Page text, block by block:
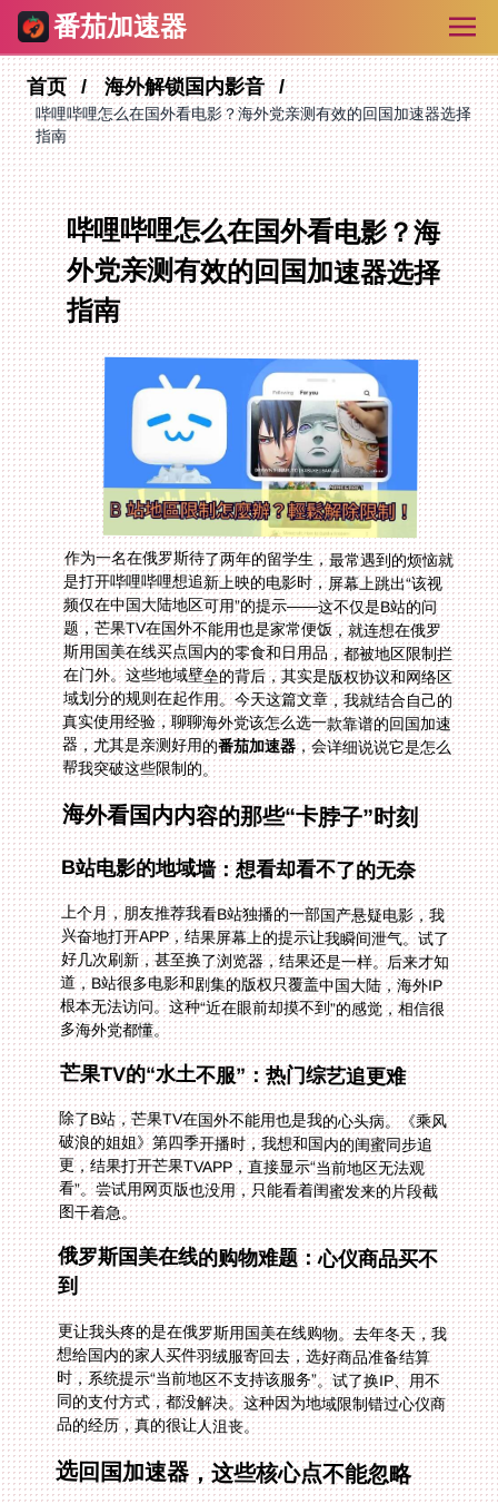
番茄加速器
首页 海外解锁国内影音
哔哩哔哩怎么在国外看电影？海外党亲测有效的回国加速器选择
指南
哔哩哔哩怎么在国外看电影？海
外党亲测有效的回国加速器选择
指南
作为一名在俄罗斯待了两年的留学生，最常遇到的烦恼就
是打开哔哩哔哩想追新上映的电影时，屏幕上跳出“该视
频仅在中国大陆地区可用”的提示——这不仅是B站的问
题，芒果TV在国外不能用也是家常便饭，就连想在俄罗
斯用国美在线买点国内的零食和日用品，都被地区限制拦
在门外。这些地域壁垒的背后，其实是版权协议和网络区
域划分的规则在起作用。今天这篇文章，我就结合自己的
真实使用经验，聊聊海外党该怎么选一款靠谱的回国加速
器，尤其是亲测好用的番茄加速器，会详细说说它是怎么
帮我突破这些限制的。
海外看国内内容的那些“卡脖子”时刻
B站电影的地域墙：想看却看不了的无奈
上个月，朋友推荐我看B站独播的一部国产悬疑电影，我
兴奋地打开APP，结果屏幕上的提示让我瞬间泄气。试了
好几次刷新，甚至换了浏览器，结果还是一样。后来才知
道，B站很多电影和剧集的版权只覆盖中国大陆，海外IP
根本无法访问。这种“近在眼前却摸不到”的感觉，相信很
多海外党都懂。
芒果TV的“水土不服”：热门综艺追更难
除了B站，芒果TV在国外不能用也是我的心头病。《乘风
破浪的姐姐》第四季开播时，我想和国内的闺蜜同步追
更，结果打开芒果TVAPP，直接显示“当前地区无法观
看”。尝试用网页版也没用，只能看着闺蜜发来的片段截
图干着急。
俄罗斯国美在线的购物难题：心仪商品买不
到
更让我头疼的是在俄罗斯用国美在线购物。去年冬天，我
想给国内的家人买件羽绒服寄回去，选好商品准备结算
时，系统提示“当前地区不支持该服务”。试了换IP、用不
同的支付方式，都没解决。这种因为地域限制错过心仪商
品的经历，真的很让人沮丧。
选回国加速器，这些核心点不能忽略